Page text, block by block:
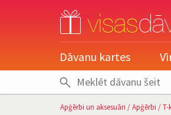
pieslēgties
Dāvanu kartes
Apģērbi un aksesuāri /Apģērbi /T-